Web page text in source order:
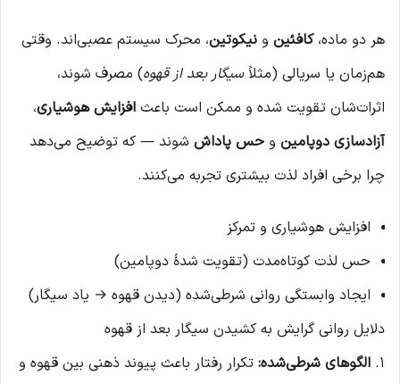
هر دو ماده،کافئین و نیکوتین، محرک سیستم عصبی‌اند. وقتی
هم‌زمان یا سریالی (مثلاًسیگار بعد از قهوه) مصرف شوند،
اثرات‌شان تقویت شده و ممکن است باعث افزایش هوشیاری،
آزادسازی دوپامین و حس پاداش شوند — که توضیح می‌دهد
چرا برخی افراد لذت بیشتری تجربه می‌کنند.
افزایش هوشیاری و تمرکز
حس لذت کوتاه‌مدت (تقویت شدۀ دوپامین)
ایجاد وابستگی روانی شرطی‌شده (دیدن قهوه → یاد سیگار)
دلایل روانی گرایش به کشیدن سیگار بعد از قهوه
الگوهای شرطی‌شده: تکرار رفتار باعث پیوند ذهنی بین قهوه و